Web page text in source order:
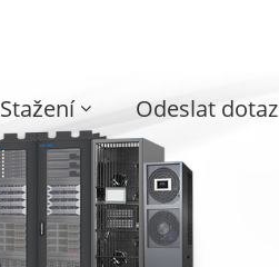
Stažení Odeslat dotaz